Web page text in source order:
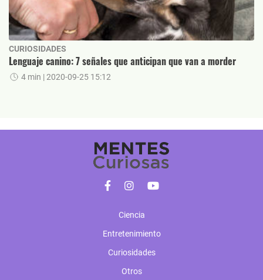
CURIOSIDADES
Lenguaje canino: 7 señales que anticipan que van a morder
4 min | 2020-09-25 15:12
Ciencia
Entretenimiento
Curiosidades
Otros